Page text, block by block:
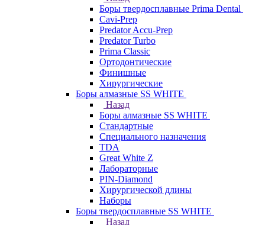
Боры твердосплавные Prima Dental
Cavi-Prep
Predator Accu-Prep
Predator Turbo
Prima Classic
Ортодонтические
Финишные
Хирургические
Боры алмазные SS WHITE
Назад
Боры алмазные SS WHITE
Стандартные
Специального назначения
TDA
Great White Z
Лабораторные
PIN-Diamond
Хирургической длины
Наборы
Боры твердосплавные SS WHITE
Назад